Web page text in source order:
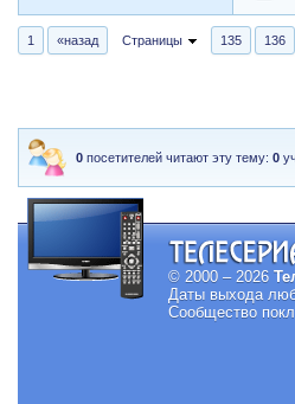
1 «назад Страницы 135 136
0 посетителей читают эту тему:0
© 2000 – 2026
Даты выхода
Сообщество